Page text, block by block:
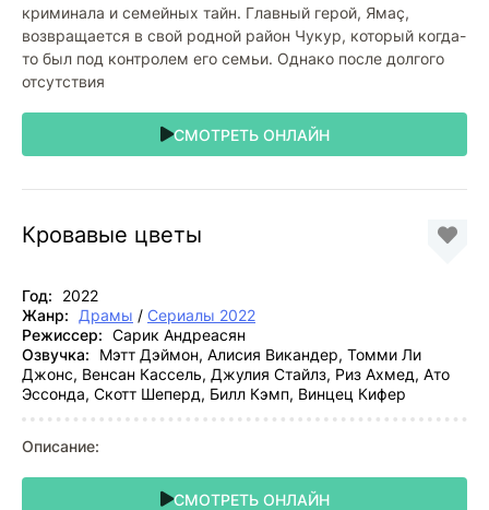
криминала и семейных тайн. Главный герой, Ямаç,
возвращается в свой родной район Чукур, который когда-
то был под контролем его семьи. Однако после долгого
отсутствия
СМОТРЕТЬ ОНЛАЙН
Кровавые цветы
Год:
2022
Жанр:
Драмы / Сериалы 2022
Режиссер: Сарик Андреасян
Озвучка:
Мэтт Дэймон, Алисия Викандер, Томми Ли
Джонс, Венсан Кассель, Джулия Стайлз, Риз Ахмед, Ато
Эссонда, Скотт Шеперд, Билл Кэмп, Винцец Кифер
Описание:
СМОТРЕТЬ ОНЛАЙН